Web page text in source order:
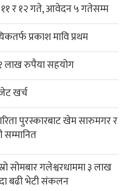
११ र १२ गते, आवेदन ५ गतेसम्म
प्रकाश मावि प्रथम
१ लाख रुपैया सहयोग
खर्च
पुरस्कारबाट खेम सारुमगर र
सम्मानित
सोमबार गलेश्वरधाममा ३ लाख
बढी भेटी संकलन